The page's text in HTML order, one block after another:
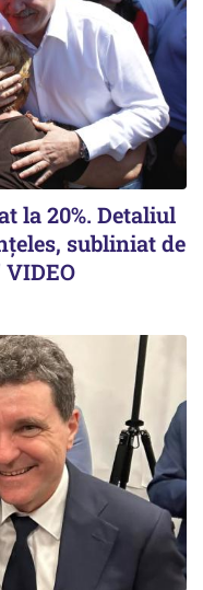
la 20%. Detaliul
subliniat de
VIDEO